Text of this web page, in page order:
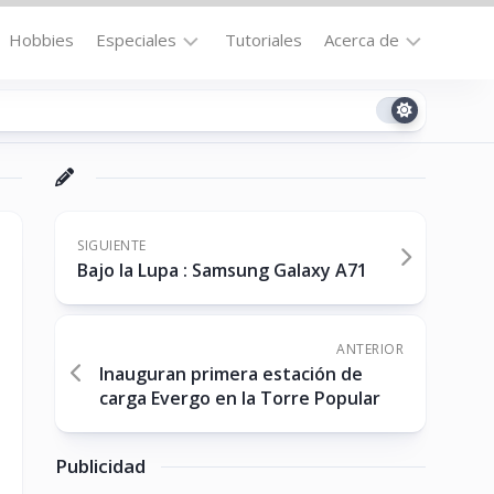
Hobbies Especiales
la
Destacados
Downloads
Tutoriales Acerca de
Contacto
Cookie
Policy
SIGUIENTE
Bajo la Lupa : Samsung Galaxy A71
ANTERIOR
Inauguran primera estación de
carga Evergo en la Torre Popular
Publicidad